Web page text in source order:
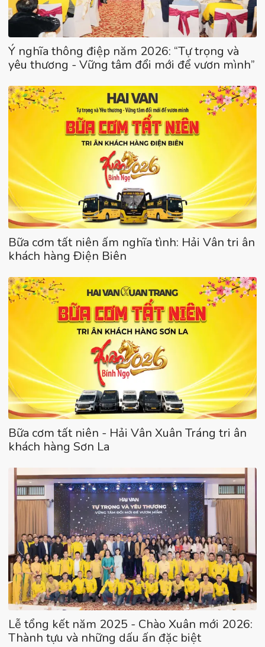
Ý nghĩa thông điệp năm 2026: “Tự trọng và
yêu thương - Vững tâm đổi mới để vươn mình”
Bữa cơm tất niên ấm nghĩa tình: Hải Vân tri ân
khách hàng Điện Biên
Bữa cơm tất niên - Hải Vân Xuân Tráng tri ân
khách hàng Sơn La
Lễ tổng kết năm 2025 - Chào Xuân mới 2026:
Thành tựu và những dấu ấn đặc biệt